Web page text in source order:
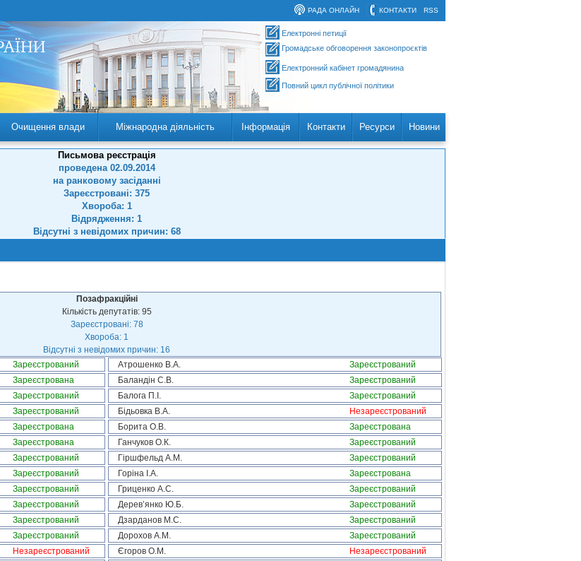
RSS
КОНТАКТИ
РАДА ОНЛАЙН
Електронні петиції
Громадське обговорення законопроєктів
Електронний кабінет громадянина
Повний цикл публічної політики
Очищення влади Міжнародна діяльність Інформація Контакти Ресурси Новини
Письмова реєстрація
проведена 02.09.2014
на ранковому засіданні
Зареєстровані: 375
Хвороба: 1
Відрядження: 1
Відсутні з невідомих причин: 68
Позафракційні
Кількість депутатів: 95
Зареєстровані: 78
Хвороба: 1
Відсутні з невідомих причин: 16
Зареєстрований Атрошенко В.А.
Зареєстрований
Зареєстрована Баландін С.В.
Зареєстрований
Зареєстрований Балога П.І.
Зареєстрований
Зареєстрований Бідьовка В.А.
Незареєстрований
Зареєстрована Борита О.В.
Зареєстрована
Зареєстрована Ганчуков О.К.
Зареєстрований
Зареєстрований Гіршфельд А.М.
Зареєстрований
Зареєстрований Горіна І.А.
Зареєстрована
Зареєстрований Гриценко А.С.
Зареєстрований
Зареєстрований Дерев’янко Ю.Б.
Зареєстрований
Зареєстрований Дзарданов М.С.
Зареєстрований
Зареєстрований Дорохов А.М.
Зареєстрований
Незареєстрований Єгоров О.М.
Незареєстрований